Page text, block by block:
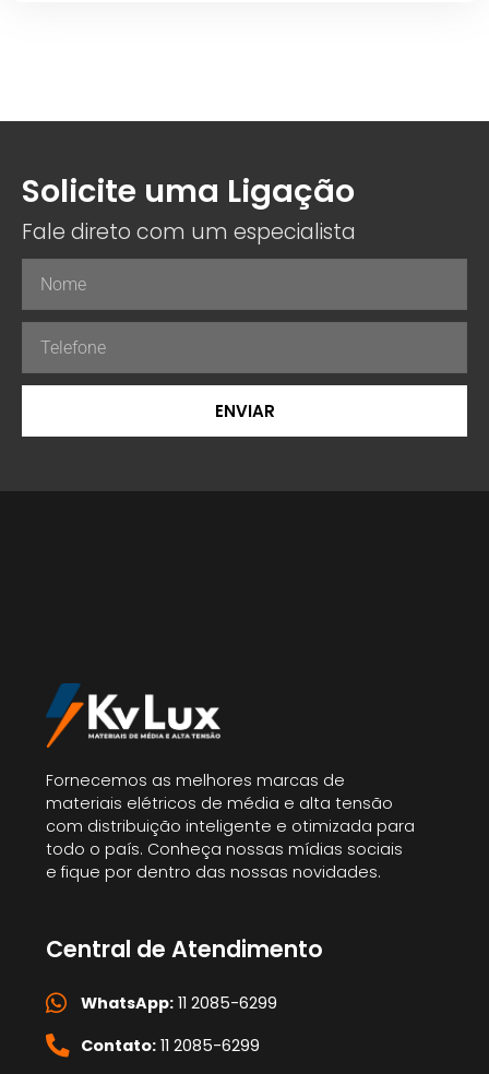
Solicite uma Ligação
Fale direto com um especialista
ENVIAR
Fornecemos as melhores marcas de
materiais elétricos de média e alta tensão
com distribuição inteligente e otimizada para
todo o país. Conheça nossas mídias sociais
e fique por dentro das nossas novidades.
Central de Atendimento
WhatsApp:11 2085-6299
Contato:11 2085-6299